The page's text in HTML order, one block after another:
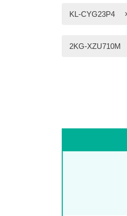
KL-CYG23P4
2KG-XZU710M